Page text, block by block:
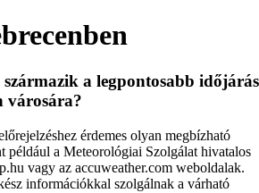
a legpontosabb időjárás
városára?
érdemes olyan megbízható
például a Meteorológiai Szolgálat hivatalos
vagy az accuweather.com weboldalak.
információkkal szolgálnak a várható